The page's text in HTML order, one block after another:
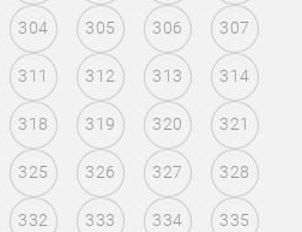
304 305 306 307
311 312 313 314
318 319 320 321
325 326 327 328
332 333 334 335